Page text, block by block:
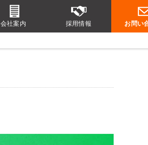
会社案内 採用情報 お問い